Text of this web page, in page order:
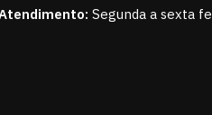
Segunda a sexta